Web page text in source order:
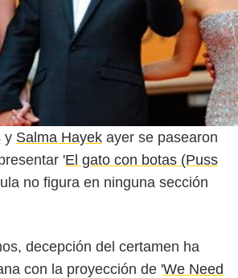
y Salma Hayek ayer se pasearon
'El gato con botas (Puss
no figura en ninguna sección
decepción del certamen ha
con la proyección de 'We Need